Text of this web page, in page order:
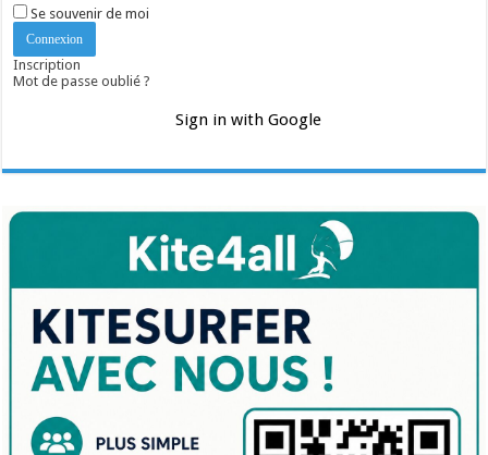
Se souvenir de moi
Inscription
Mot de passe oublié ?
Sign in with Google